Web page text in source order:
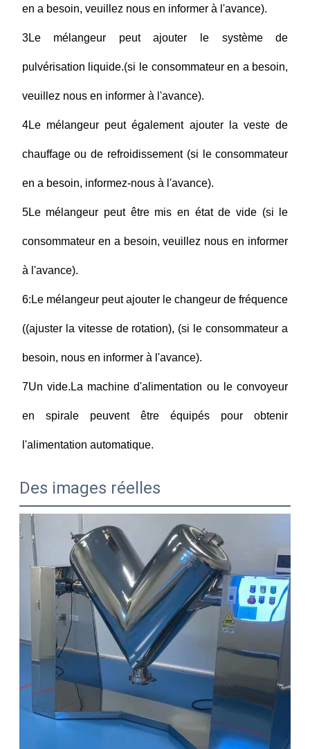
en a besoin, veuillez nous en informer à l'avance).
3Le mélangeur peut ajouter le système de
pulvérisation liquide.(si le consommateur en a besoin,
veuillez nous en informer à l'avance).
4Le mélangeur peut également ajouter la veste de
chauffage ou de refroidissement (si le consommateur
en a besoin, informez-nous à l'avance).
5Le mélangeur peut être mis en état de vide (si le
consommateur en a besoin, veuillez nous en informer
à l'avance).
6:Le mélangeur peut ajouter le changeur de fréquence
((ajuster la vitesse de rotation), (si le consommateur a
besoin, nous en informer à l'avance).
7Un vide. La machine d'alimentation ou le convoyeur
en spirale peuvent être équipés pour obtenir
l'alimentation automatique.
Des images réelles